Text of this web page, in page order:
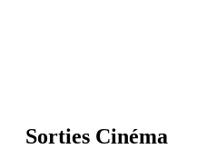
Sorties Cinéma